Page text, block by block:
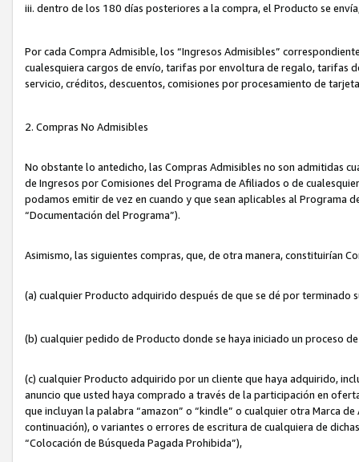
iii. dentro de los 180 días posteriores a la compra, el Producto se
Por cada Compra Admisible, los “Ingresos Admisibles”
cualesquiera cargos de envío, tarifas por envoltura de regalo, tarifas
servicio, créditos, descuentos, comisiones por procesamiento de
2. Compras No Admisibles
No obstante lo antedicho, las Compras Admisibles no son admitidas
de Ingresos por Comisiones del Programa de Afiliados o de
podamos emitir de vez en cuando y que sean aplicables al Programa
“Documentación del Programa”).
Asimismo, las siguientes compras, que, de otra manera, constituirían
(a) cualquier Producto adquirido después de que se dé por terminado
(b) cualquier pedido de Producto donde se haya iniciado un proceso
(c) cualquier Producto adquirido por un cliente que haya adquirido,
anuncio que usted haya comprado a través de la participación en
que incluyan la palabra “amazon” o “kindle” o cualquier otra Marca
continuación), o variantes o errores de escritura de cualquiera de
“Colocación de Búsqueda Pagada Prohibida”),